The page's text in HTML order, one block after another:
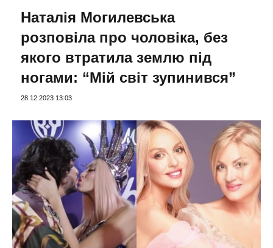
Наталія Могилевська
розповіла про чоловіка, без
якого втратила землю під
ногами: “Мій світ зупинився”
28.12.2023 13:03